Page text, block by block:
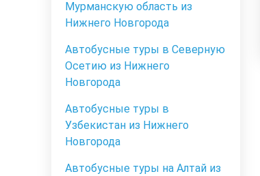
Мурманскую область из
Нижнего Новгорода
Автобусные туры в Северную
Осетию из Нижнего
Новгорода
Автобусные туры в
Узбекистан из Нижнего
Новгорода
Автобусные туры на Алтай из